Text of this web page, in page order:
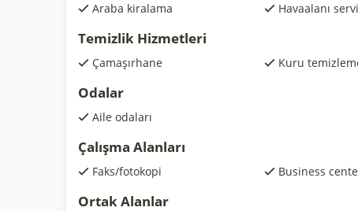
Araba kiralama Havaalanı
Temizlik Hizmetleri
Çamaşırhane Kuru
Odalar
Aile odaları
Çalışma Alanları
Faks/fotokopi Business
Ortak Alanlar